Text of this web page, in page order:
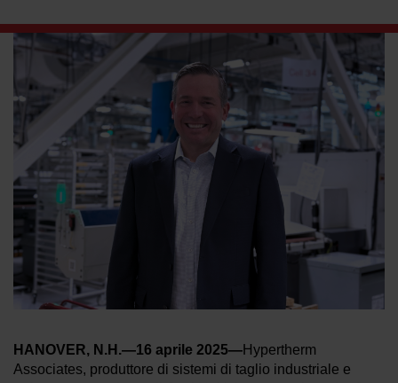
ACCEDI
Hai dimenticato la password?
Chi siamo
Dove acquistare
HANOVER, N.H.—16 aprile 2025—Hypertherm
Associates, produttore di sistemi di taglio industriale e